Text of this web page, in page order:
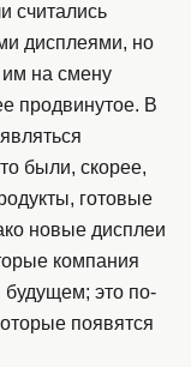
считались
дисплеями, но
на смену
продвинутое. В
были, скорее,
готовые
новые дисплеи
компания
будущем; это по-
появятся